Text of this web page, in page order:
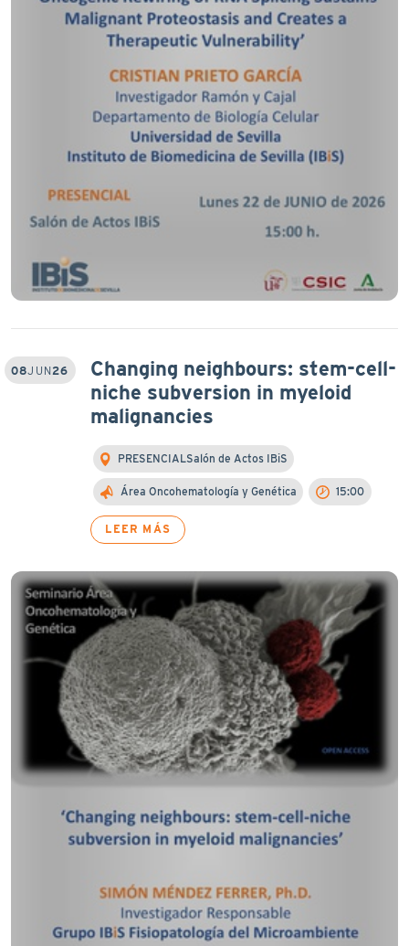
08JUN26
Changing neighbours: stem-cell-
niche subversion in myeloid
malignancies
PRESENCIALSalón de Actos IBiS
Área Oncohematología y Genética 15:00
LEER MÁS